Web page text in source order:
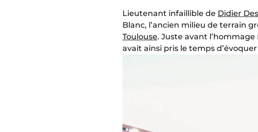
Lieutenant infaillible de Didier
Blanc, l’ancien milieu de terrain
Toulouse. Juste avant l’hommage
avait ainsi pris le temps